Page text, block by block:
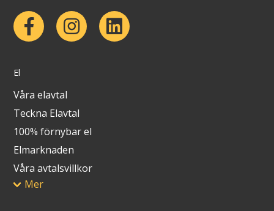
Integritetsinformation
Tillgänglighetsredogörelse
El
Våra elavtal
Teckna Elavtal
100% förnybar el
Elmarknaden
Våra avtalsvillkor
Mer